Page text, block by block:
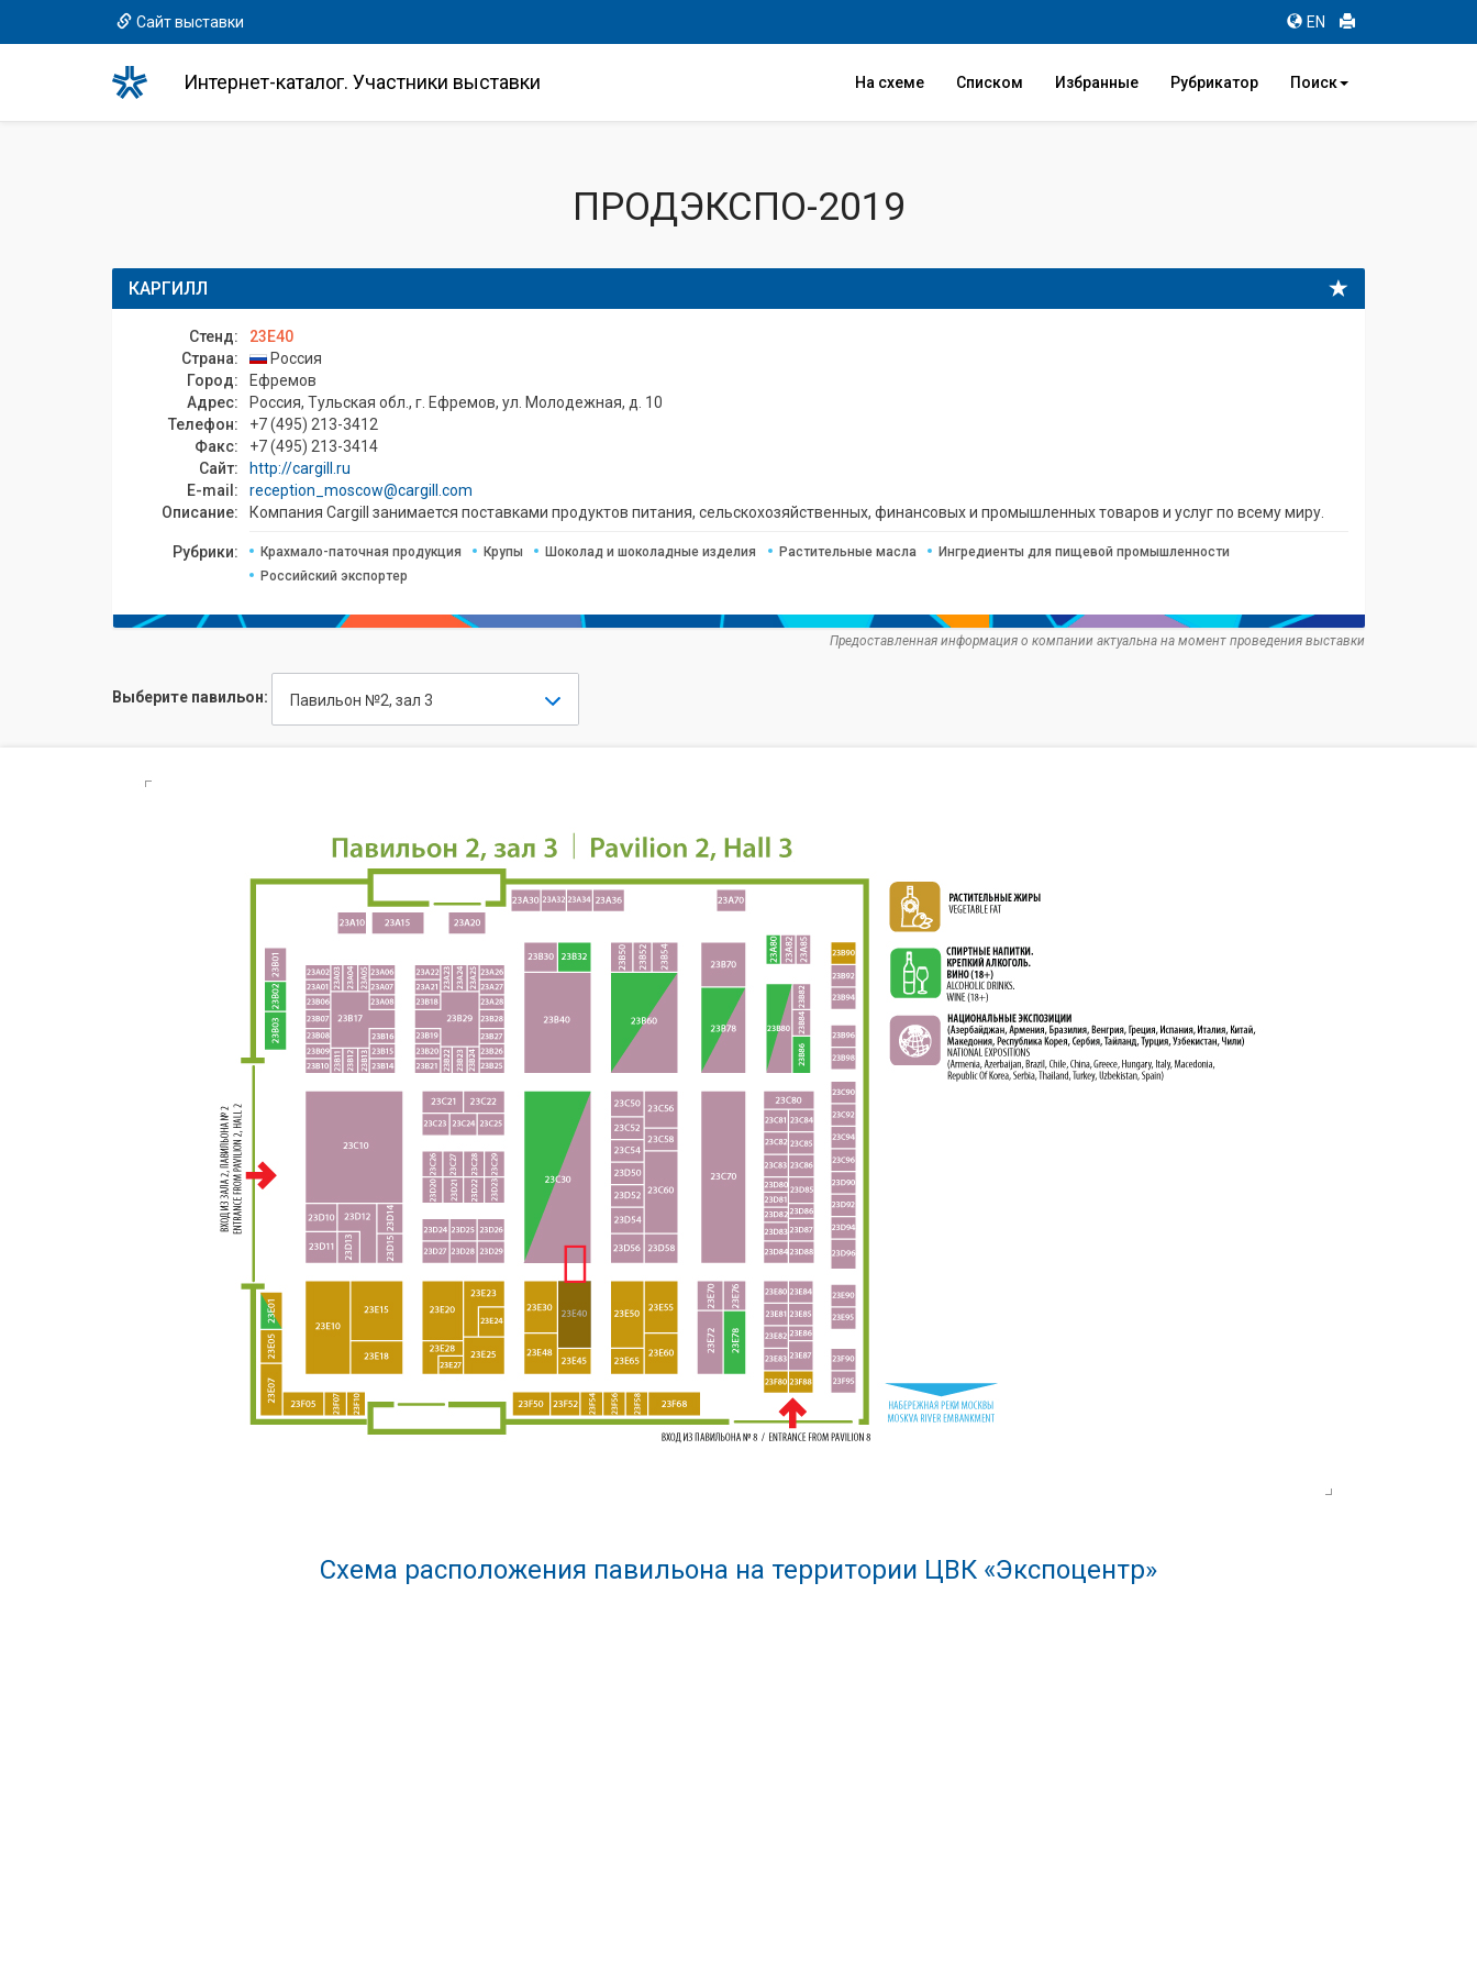
Сайт выставки EN
Интернет-каталог. Участники выставки На схеме Списком Избранные Рубрикатор Поиск
ПРОДЭКСПО-2019
КАРГИЛЛ
Стенд:
23E40
Страна:
Россия
Город:
Ефремов
Адрес:
Россия, Тульская обл., г. Ефремов, ул. Молодежная, д. 10
Телефон:
+7 (495) 213-3412
Факс:
+7 (495) 213-3414
Сайт:
http://cargill.ru
E-mail:
reception_moscow@cargill.com
Описание:
Компания Cargill занимается поставками продуктов питания, сельскохозяйственных, финансовых и промышленных товаров и услуг по всему миру.
Рубрики: Крахмало-паточная продукция Крупы Шоколад и шоколадные изделия Растительные масла
Ингредиенты для пищевой промышленности
Российский экспортер
Предоставленная информация о компании актуальна на момент проведения выставки
Выберите павильон: Павильон №2, зал 3
Схема расположения павильона на территории ЦВК «Экспоцентр»